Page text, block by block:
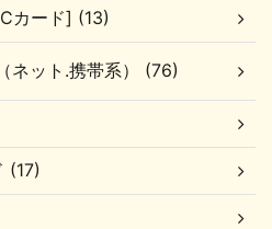
カード] (13)
ネット.携帯系） (76)
(17)